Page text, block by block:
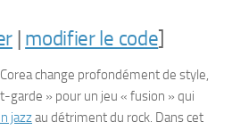
modifier le code]
change profondément de style,
garde » pour un jeu « fusion » qui
jazzau détriment du rock. Dans cet